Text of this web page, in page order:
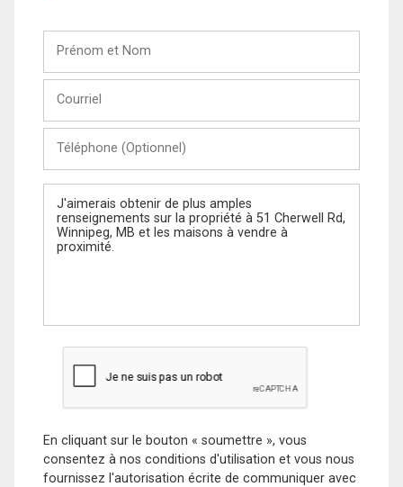
Nom
(Optionnel)
Message
En cliquant sur le bouton « soumettre », vous
consentez à nos conditions d'utilisation et vous nous
fournissez l'autorisation écrite de communiquer avec